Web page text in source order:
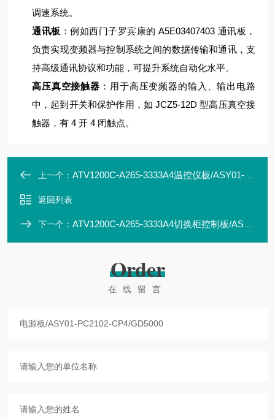
调速系统。
通讯板 ：例如西门子罗宾康的 A5E03407403 通讯板，
负责实现变频器与控制系统之间的数据传输和通讯，支
持高级通讯协议和功能，可提升系统自动化水平。
高压真空接触器 ：用于高压变频器的输入、输出电路
中，起到开关和保护作用，如 JCZ5-12D 型高压真空接
触器，有 4 开 4 闭触点。
上一个： ATV1200C-A265-3333A4温控仪板/ASY01-PC2101-MN3/GD5000/07版
返回列表
下一个： ATV1200C-A265-3333A4切换柜控制板/ASY01-PC1602-CT2/GD5000
Order
在线留言